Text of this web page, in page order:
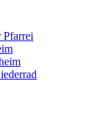
Pfarrei